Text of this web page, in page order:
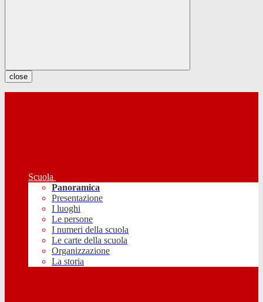
close
Scuola
Panoramica
Presentazione
I luoghi
Le persone
I numeri della scuola
Le carte della scuola
Organizzazione
La storia